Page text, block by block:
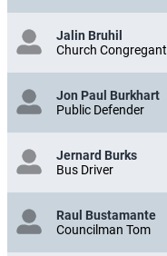
Jalin Bruhil
Church Congregant
Jon Paul Burkhart
Public Defender
Jernard Burks
Bus Driver
Raul Bustamante
Councilman Tom